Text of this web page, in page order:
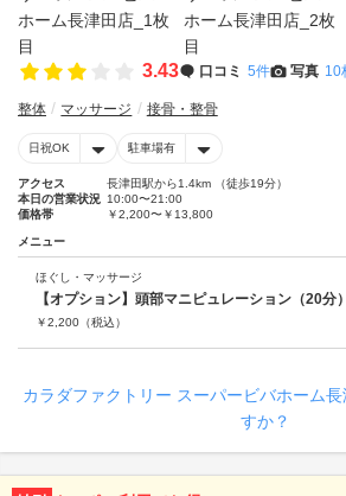
3.43 口コミ 5件 写真 10
整体 マッサージ 接骨・整骨
日祝OK 駐車場有
アクセス
長津田駅から1.4km （徒歩19分）
本日の営業状況 10:00〜21:00
価格帯
￥2,200〜￥13,800
メニュー
ほぐし・マッサージ
【オプション】頭部マニピュレーション（20分）
￥2,200 （税込）
カラダファクトリー スーパービバホーム
すか？